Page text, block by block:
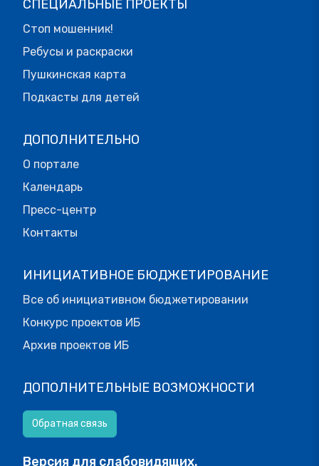
СПЕЦИАЛЬНЫЕ ПРОЕКТЫ
Стоп мошенник!
Ребусы и раскраски
Пушкинская карта
Подкасты для детей
ДОПОЛНИТЕЛЬНО
О портале
Календарь
Пресс-центр
Контакты
ИНИЦИАТИВНОЕ БЮДЖЕТИРОВАНИЕ
Все об инициативном бюджетировании
Конкурс проектов ИБ
Архив проектов ИБ
ДОПОЛНИТЕЛЬНЫЕ ВОЗМОЖНОСТИ
Обратная связь
Версия для слабовидящих.